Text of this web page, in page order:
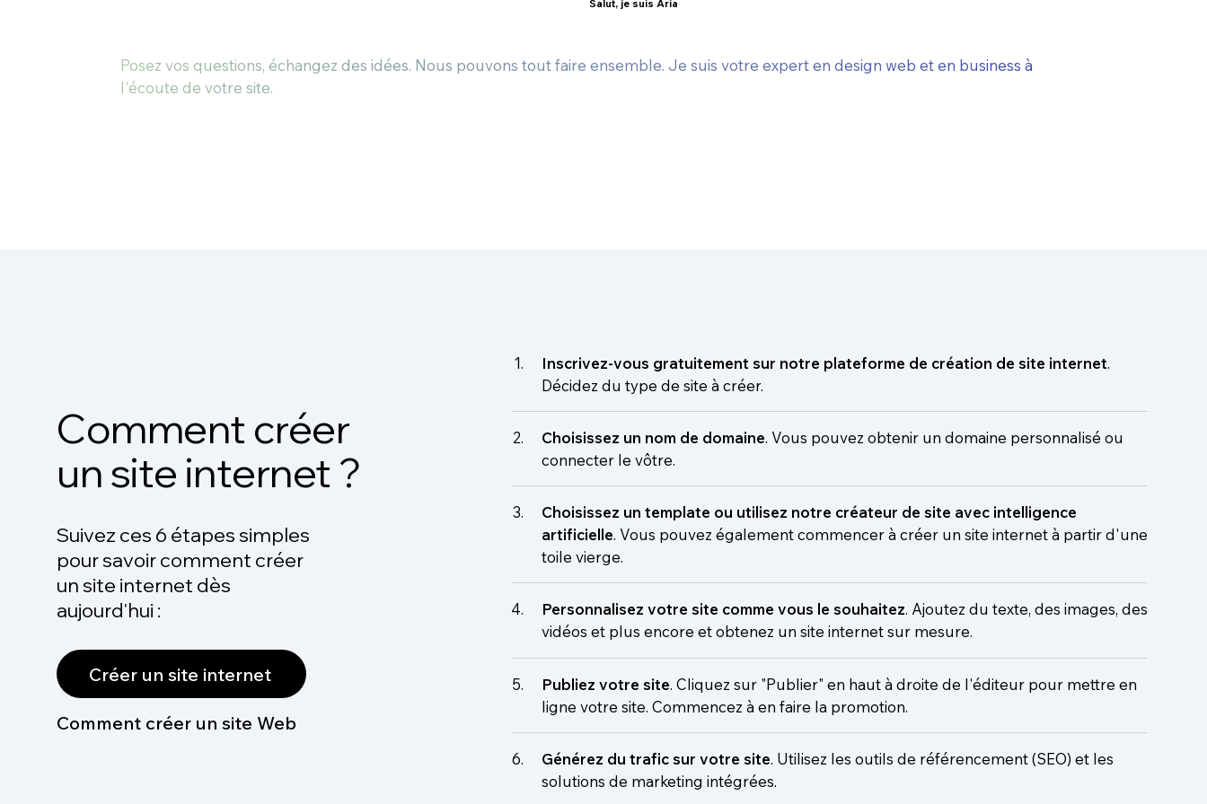
Salut, je suis Aria
Posez vos questions, échangez des idées. Nous pouvons tout faire ensemble. Je suis votre expert en design web et en business à
l'écoute de votre site.
Comment créer
un site internet ?
Suivez ces 6 étapes simples
pour savoir comment créer
un site internet dès
aujourd'hui :
Créer un site internet
Comment créer un site Web
Inscrivez-vous gratuitement sur notre plateforme de création de site internet.
Décidez du type de site à créer.
Choisissez un nom de domaine. Vous pouvez obtenir un domaine personnalisé ou
connecter le vôtre.
Choisissez un template ou utilisez notre créateur de site avec intelligence
artificielle. Vous pouvez également commencer à créer un site internet à partir d'une
toile vierge.
​Personnalisez votre site comme vous le souhaitez. Ajoutez du texte, des images, des
vidéos et plus encore et obtenez un site internet sur mesure.
Publiez votre site. Cliquez sur "Publier" en haut à droite de l'éditeur pour mettre en
ligne votre site. Commencez à en faire la promotion.
Générez du trafic sur votre site. Utilisez les outils de référencement (SEO) et les
solutions de marketing intégrées.